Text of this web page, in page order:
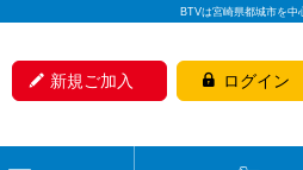
BTVは宮崎県都城市を中
新規ご加入 ログイン